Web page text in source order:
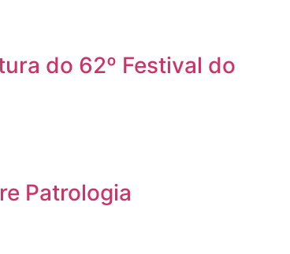
do 62º Festival do
Patrologia